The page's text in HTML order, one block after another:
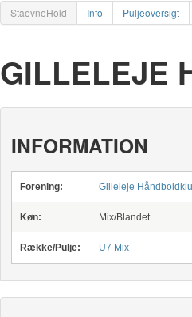
StaevneHold Info Puljeoversigt
GILLELEJE
INFORMATION
Forening: Gilleleje
Køn: Mix/Blandet
Række/Pulje: U7 Mix